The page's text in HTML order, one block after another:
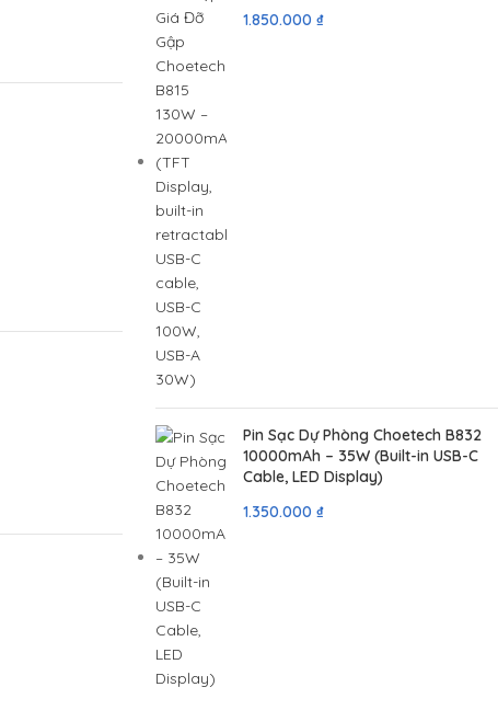
100W, USB-A 30W)
1.850.000 ₫
Pin Sạc Dự Phòng Choetech B832
10000mAh – 35W (Built-in USB-C
Cable, LED Display)
1.350.000 ₫